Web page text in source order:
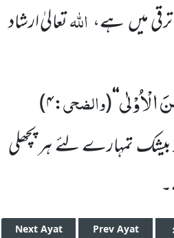
میںہے، اللہتعالیٰ ارشاد
الْاُوْلٰى‘‘
(والضحی:۴)
تمہارے لئے ہر پچھلی
Next Ayat Prev Ayat